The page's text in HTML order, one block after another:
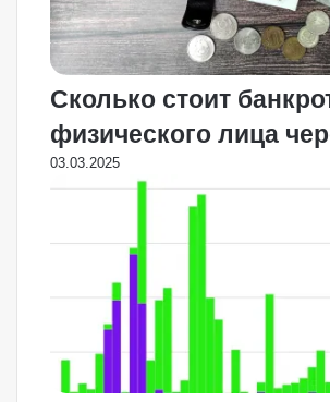
Сколько стоит
физического лица
03.03.2025